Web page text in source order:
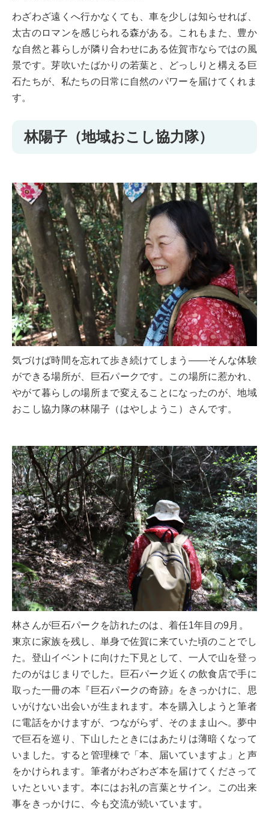
わざわざ遠くへ行かなくても、車を少しは知らせれば、
太古のロマンを感じられる森がある。これもまた、豊か
な自然と暮らしが隣り合わせにある佐賀市ならではの風
景です。芽吹いたばかりの若葉と、どっしりと構える巨
石たちが、私たちの日常に自然のパワーを届けてくれま
す。
林陽子（地域おこし協力隊）
気づけば時間を忘れて歩き続けてしまう——そんな体験
ができる場所が、巨石パークです。この場所に惹かれ、
やがて暮らしの場所まで変えることになったのが、地域
おこし協力隊の林陽子（はやしようこ）さんです。
林さんが巨石パークを訪れたのは、着任1年目の9月。
東京に家族を残し、単身で佐賀に来ていた頃のことでし
た。登山イベントに向けた下見として、一人で山を登っ
たのがはじまりでした。巨石パーク近くの飲食店で手に
取った一冊の本『巨石パークの奇跡』をきっかけに、思
いがけない出会いが生まれます。本を購入しようと筆者
に電話をかけますが、つながらず、そのまま山へ。夢中
で巨石を巡り、下山したときにはあたりは薄暗くなって
いました。すると管理棟で「本、届いていますよ」と声
をかけられます。筆者がわざわざ本を届けてくださって
いたといいます。本にはお礼の言葉とサイン。この出来
事をきっかけに、今も交流が続いています。